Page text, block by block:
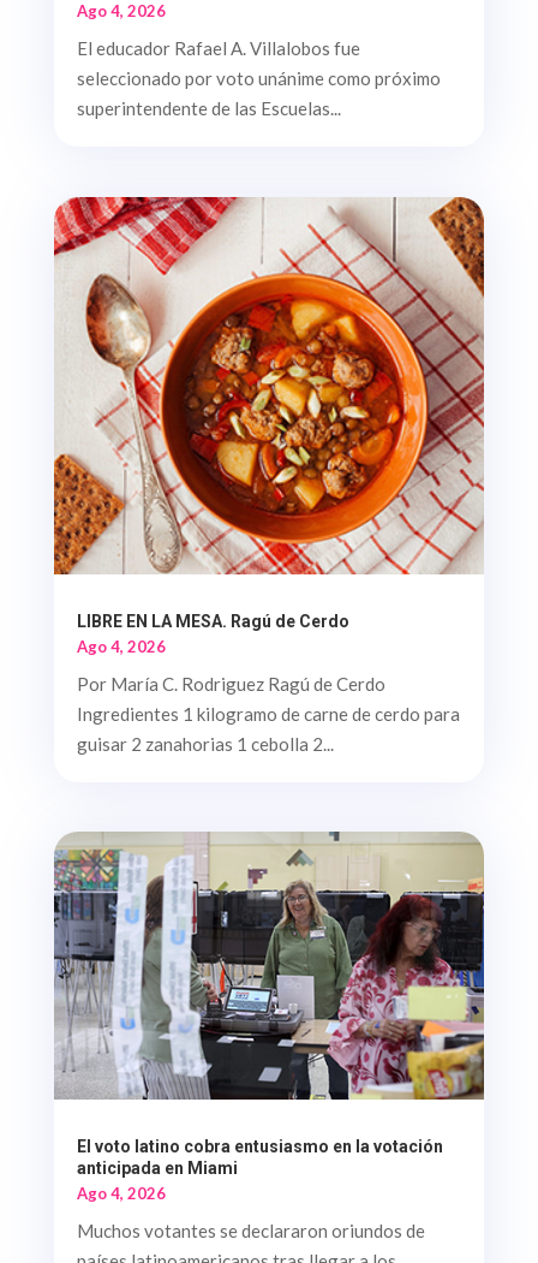
Ago 4, 2026
El educador Rafael A. Villalobos fue
seleccionado por voto unánime como próximo
superintendente de las Escuelas...
LIBRE EN LA MESA. Ragú de Cerdo
Ago 4, 2026
Por María C. Rodriguez Ragú de Cerdo
Ingredientes 1 kilogramo de carne de cerdo para
guisar 2 zanahorias 1 cebolla 2...
El voto latino cobra entusiasmo en la votación
anticipada en Miami
Ago 4, 2026
Muchos votantes se declararon oriundos de